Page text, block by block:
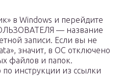
в Windows и перейдите
— название
записи. Если вы не
значит, в ОС отключено
файлов и папок.
инструкции из ссылки